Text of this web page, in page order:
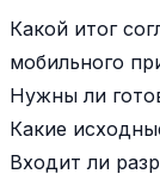
Какой итог
мобильного
Нужны ли
Какие
Входит ли